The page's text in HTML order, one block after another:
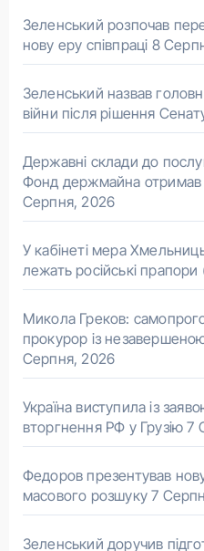
Зеленський розпочав
нову еру співпраці 8
Зеленський назвав
війни після рішення
Державні склади до
Фонд держмайна отримав
Серпня, 2026
У кабінеті мера
лежать російські прапори
Микола Греков:
прокурор із
Серпня, 2026
Україна виступила із
вторгнення РФ у Грузію 7
Федоров презентував
масового розшуку 7
Зеленський доручив